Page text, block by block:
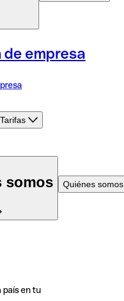
empresa
Tarifas
somos Quiénes somos
país en tu